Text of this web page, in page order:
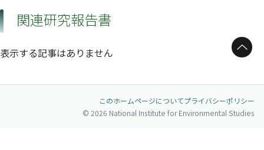
関連研究報告書
表示する記事はありません ページトップへ
このホームページについてプライバシーポリシー
© 2026 National Institute for Environmental Studies